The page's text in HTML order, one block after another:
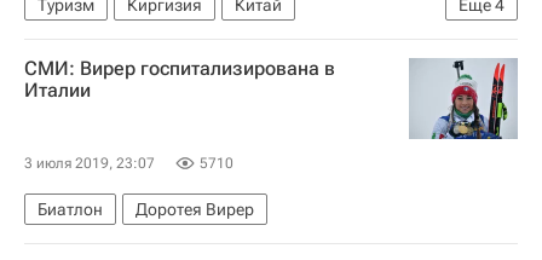
Еще4
Туризм Киргизия
Китай
Новости - Туризм
Синьцзян-Уйгурский автономный район
СМИ: Вирер госпитализирована в
Италии
3 июля 2019, 23:07 5710
Биатлон Доротея Вирер